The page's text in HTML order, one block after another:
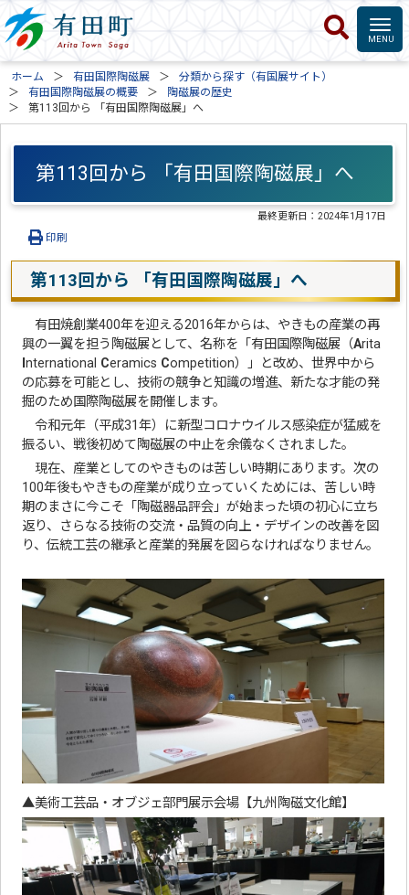
ホーム 有田国際陶磁展
分類から探す（有国展サイト）
有田国際陶磁展の概要
陶磁展の歴史
第113回から 「有田国際陶磁展」へ
第113回から 「有田国際陶磁展」へ
最終更新日：2024年1月17日
印刷
第113回から 「有田国際陶磁展」へ
有田焼創業400年を迎える2016年からは、やきもの産業の再
興の一翼を担う陶磁展として、名称を「有田国際陶磁展（Arita
International Ceramics Competition）」と改め、世界中から
の応募を可能とし、技術の競争と知識の増進、新たな才能の発
掘のため国際陶磁展を開催します。
令和元年（平成31年）に新型コロナウイルス感染症が猛威を
振るい、戦後初めて陶磁展の中止を余儀なくされました。
現在、産業としてのやきものは苦しい時期にあります。次の
100年後もやきもの産業が成り立っていくためには、苦しい時
期のまさに今こそ「陶磁器品評会」が始まった頃の初心に立ち
返り、さらなる技術の交流・品質の向上・デザインの改善を図
り、伝統工芸の継承と産業的発展を図らなければなりません。
▲美術工芸品・オブジェ部門展示会場【九州陶磁文化館】